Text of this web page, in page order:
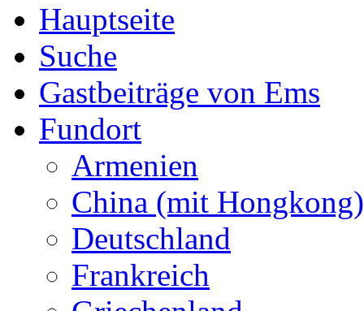
Hauptseite
Suche
Gastbeiträge von Ems
Fundort
Armenien
China (mit Hongkong)
Deutschland
Frankreich